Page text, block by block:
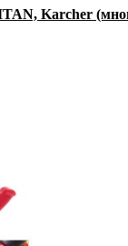
Karcher